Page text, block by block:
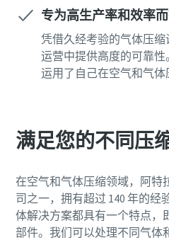
专为高生产率和效率
凭借久经考验的气体压
运营中提供高度的可靠
运用了自己在空气和气体
满足您的不同压
在空气和气体压缩领域，阿特
司之一，拥有超过 140 年的经
体解决方案都具有一个特点，
部件。我们可以处理不同气体